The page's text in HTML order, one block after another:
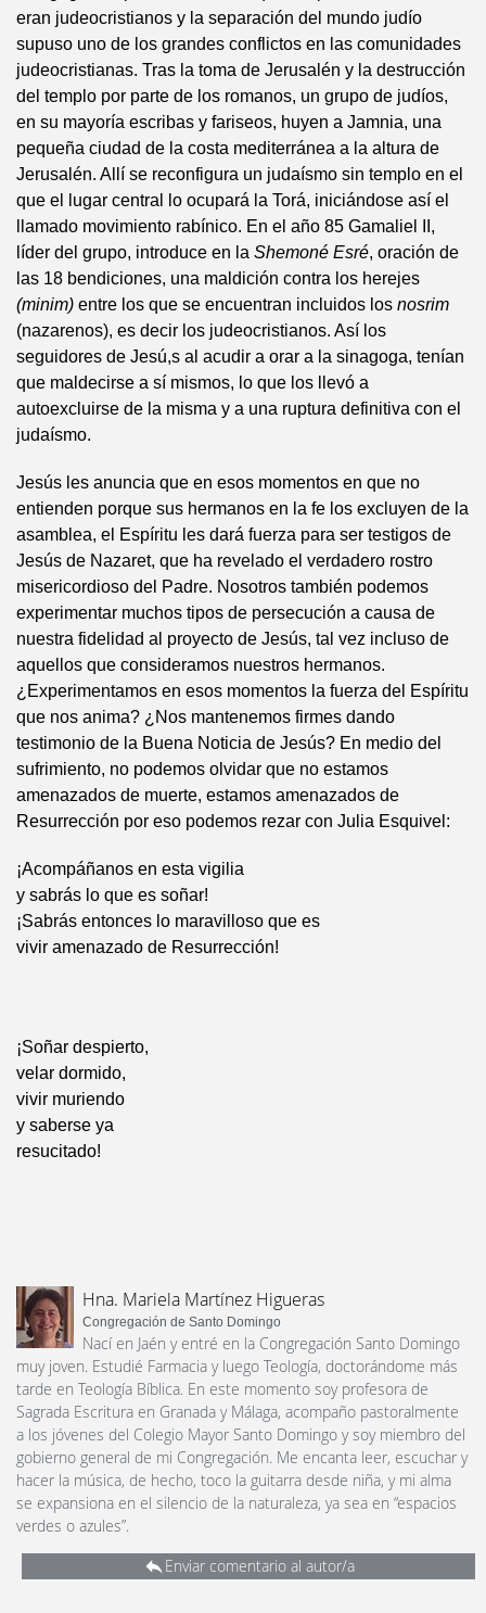
eran judeocristianos y la separación del mundo judío
supuso uno de los grandes conflictos en las comunidades
judeocristianas. Tras la toma de Jerusalén y la destrucción
del templo por parte de los romanos, un grupo de judíos,
en su mayoría escribas y fariseos, huyen a Jamnia, una
pequeña ciudad de la costa mediterránea a la altura de
Jerusalén. Allí se reconfigura un judaísmo sin templo en el
que el lugar central lo ocupará la Torá, iniciándose así el
llamado movimiento rabínico. En el año 85 Gamaliel II,
líder del grupo, introduce en la Shemoné Esré, oración de
las 18 bendiciones, una maldición contra los herejes
(minim) entre los que se encuentran incluidos los nosrim
(nazarenos), es decir los judeocristianos. Así los
seguidores de Jesú,s al acudir a orar a la sinagoga, tenían
que maldecirse a sí mismos, lo que los llevó a
autoexcluirse de la misma y a una ruptura definitiva con el
judaísmo.
Jesús les anuncia que en esos momentos en que no
entienden porque sus hermanos en la fe los excluyen de la
asamblea, el Espíritu les dará fuerza para ser testigos de
Jesús de Nazaret, que ha revelado el verdadero rostro
misericordioso del Padre. Nosotros también podemos
experimentar muchos tipos de persecución a causa de
nuestra fidelidad al proyecto de Jesús, tal vez incluso de
aquellos que consideramos nuestros hermanos.
¿Experimentamos en esos momentos la fuerza del Espíritu
que nos anima? ¿Nos mantenemos firmes dando
testimonio de la Buena Noticia de Jesús? En medio del
sufrimiento, no podemos olvidar que no estamos
amenazados de muerte, estamos amenazados de
Resurrección por eso podemos rezar con Julia Esquivel:
¡Acompáñanos en esta vigilia
y sabrás lo que es soñar!
¡Sabrás entonces lo maravilloso que es
vivir amenazado de Resurrección!
¡Soñar despierto,
velar dormido,
vivir muriendo
y saberse ya
resucitado!
Hna. Mariela Martínez Higueras
Congregación de Santo Domingo
Nací en Jaén y entré en la Congregación Santo Domingo
muy joven. Estudié Farmacia y luego Teología, doctorándome más
tarde en Teología Bíblica. En este momento soy profesora de
Sagrada Escritura en Granada y Málaga, acompaño pastoralmente
a los jóvenes del Colegio Mayor Santo Domingo y soy miembro del
gobierno general de mi Congregación. Me encanta leer, escuchar y
hacer la música, de hecho, toco la guitarra desde niña, y mi alma
se expansiona en el silencio de la naturaleza, ya sea en “espacios
verdes o azules”.
Enviar comentario al autor/a